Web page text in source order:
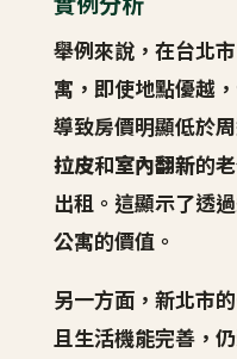
舉例來說，在台北
寓，即使地點優越
導致房價明顯低於
拉皮和室內翻新的
出租。這顯示了透
公寓的價值。
另一方面，新北市
且生活機能完善，